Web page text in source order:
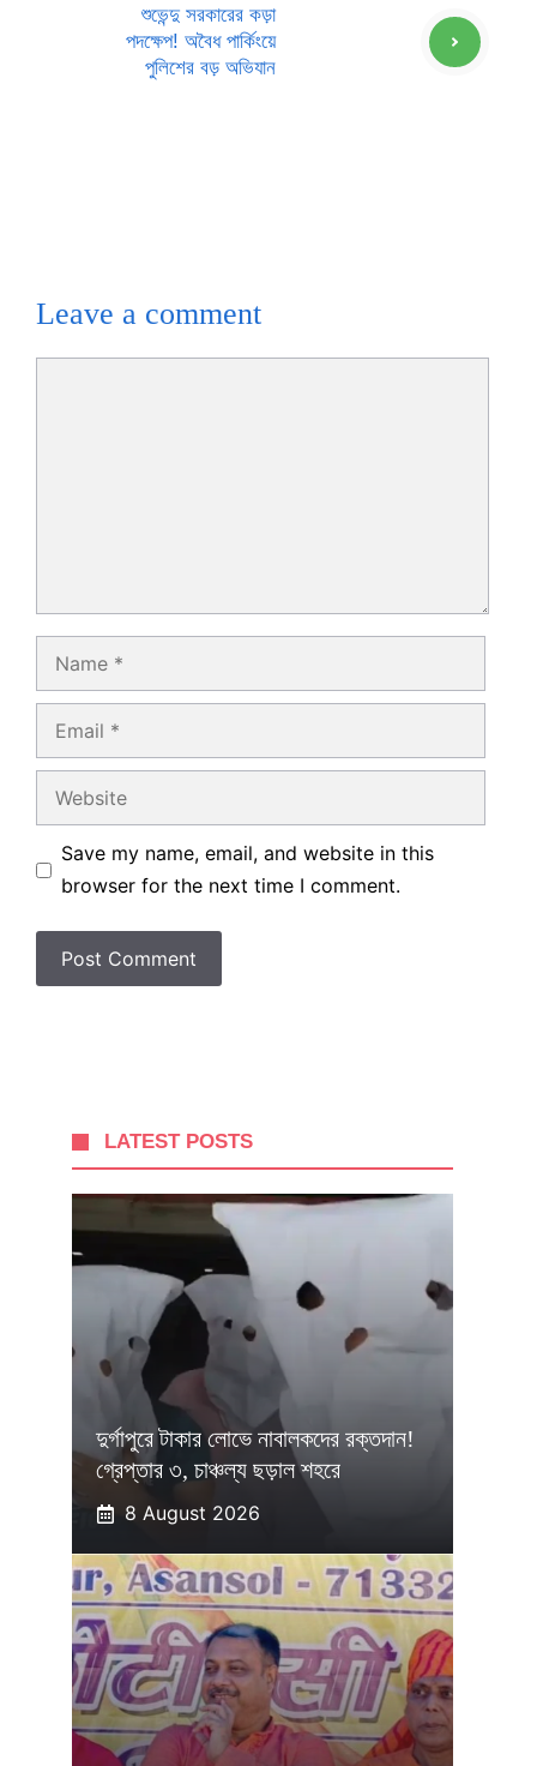
শুভেন্দু সরকারের কড়া
পদক্ষেপ! অবৈধ পার্কিংয়ে
পুলিশের বড় অভিযান
Leave a comment
Name
Email
Website
Save my name, email, and website in this
browser for the next time I comment.
LATEST POSTS
দুর্গাপুরে টাকার লোভে নাবালকদের রক্তদান!
গ্রেপ্তার ৩, চাঞ্চল্য ছড়াল শহরে
8 August 2026